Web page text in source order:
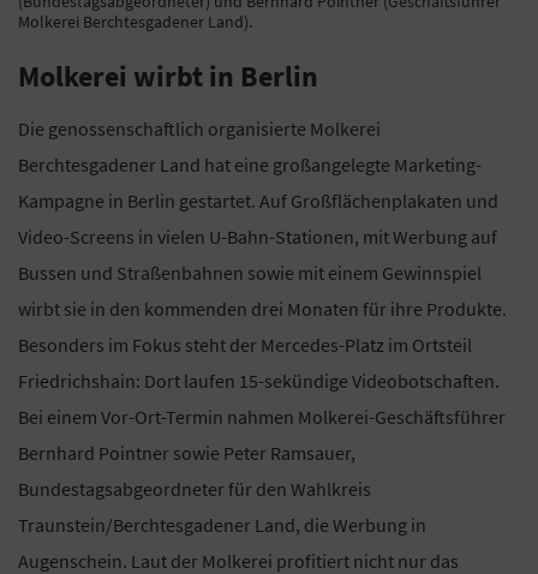
Molkerei Berchtesgadener Land).
Molkerei wirbt in Berlin
Die genossenschaftlich organisierte Molkerei
Berchtesgadener Land hat eine großangelegte Marketing-
Kampagne in Berlin gestartet. Auf Großflächenplakaten und
Video-Screens in vielen U-Bahn-Stationen, mit Werbung auf
Bussen und Straßenbahnen sowie mit einem Gewinnspiel
wirbt sie in den kommenden drei Monaten für ihre Produkte.
Besonders im Fokus steht der Mercedes-Platz im Ortsteil
Friedrichshain: Dort laufen 15-sekündige Videobotschaften.
Bei einem Vor-Ort-Termin nahmen Molkerei-Geschäftsführer
Bernhard Pointner sowie Peter Ramsauer,
Bundestagsabgeordneter für den Wahlkreis
Traunstein/Berchtesgadener Land, die Werbung in
Augenschein. Laut der Molkerei profitiert nicht nur das